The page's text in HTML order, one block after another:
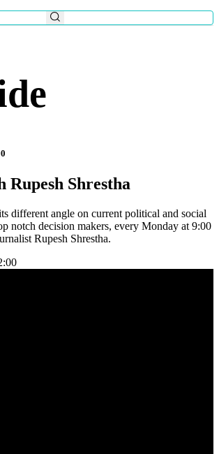
Rupesh Shrestha
different angle on current political and social
notch decision makers, every Monday at 9:00
Rupesh Shrestha.